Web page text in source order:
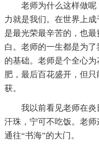
老师为什么这样做
力就是我们。在世界上
是最光荣最辛苦的，也
白。老师的一生都是为
的基础。老师是个全心
肥，最后百花盛开，但
获。
我以前看见老师在
汗珠，宁可不吃饭。老
通往“书海”的大门。